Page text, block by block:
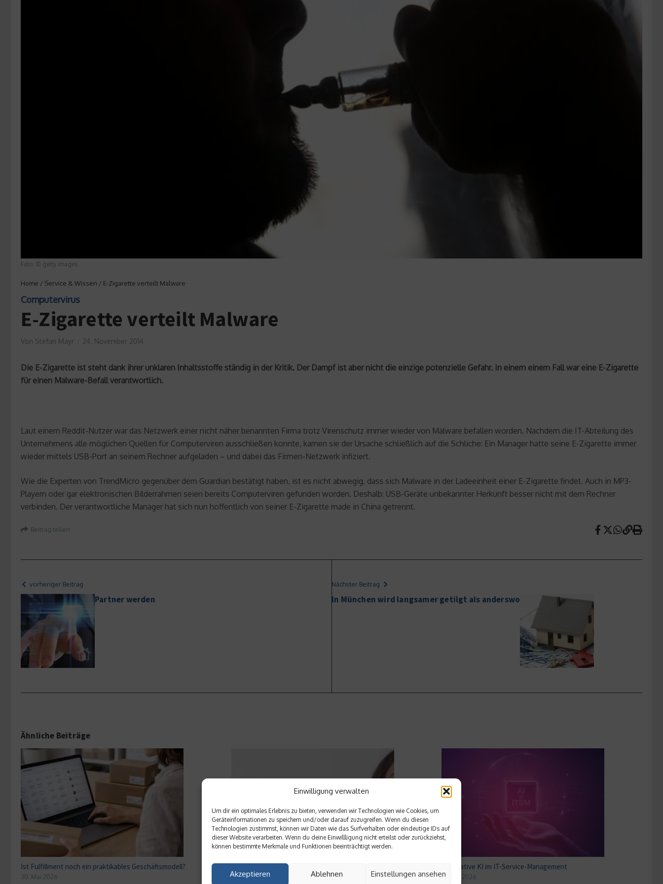
Einwilligung verwalten
Um dir ein optimales Erlebnis zu bieten, verwenden wir Technologien wie Cookies, um
Geräteinformationen zu speichern und/oder darauf zuzugreifen. Wenn du diesen
Technologien zustimmst, können wir Daten wie das Surfverhalten oder eindeutige IDs auf
dieser Website verarbeiten. Wenn du deine Einwillligung nicht erteilst oder zurückziehst,
können bestimmte Merkmale und Funktionen beeinträchtigt werden.
Akzeptieren Ablehnen Einstellungen ansehen
Foto: © getty images
Home / Service & Wissen / E-Zigarette verteilt Malware
Computervirus
E-Zigarette verteilt Malware
Von Stefan Mayr 24. November 2014
Die E-Zigarette ist steht dank ihrer unklaren Inhaltsstoffe ständig in der Kritik. Der Dampf ist aber nicht die einzige potenzielle Gefahr. In einem einem Fall war eine E-Zigarette
für einen Malware-Befall verantwortlich.
Laut einem Reddit-Nutzer war das Netzwerk einer nicht näher benannten Firma trotz Virenschutz immer wieder von Malware befallen worden. Nachdem die IT-Abteilung des
Unternehmens alle möglichen Quellen für Computerviren ausschließen konnte, kamen sie der Ursache schließlich auf die Schliche: Ein Manager hatte seine E-Zigarette immer
wieder mittels USB-Port an seinem Rechner aufgeladen – und dabei das Firmen-Netzwerk infiziert.
Wie die Experten von TrendMicro gegenüber dem Guardian bestätigt haben, ist es nicht abwegig, dass sich Malware in der Ladeeinheit einer E-Zigarette findet. Auch in MP3-
Playern oder gar elektronischen Bilderrahmen seien bereits Computerviren gefunden worden. Deshalb: USB-Geräte unbekannter Herkunft besser nicht mit dem Rechner
verbinden. Der verantwortliche Manager hat sich nun hoffentlich von seiner E-Zigarette made in China getrennt.
Beitrag teilen
vorheriger Beitrag
Partner werden
Nächster Beitrag
In München wird langsamer getilgt als anderswo
Ähnliche Beiträge
Ist Fulfillment noch ein praktikables Geschäftsmodell?
30. Mai 2026
Welche Auswirkungen haben GEO-Techniken auf SEO?
26. Mai 2026
Generative KI im IT-Service-Management
2. April 2026